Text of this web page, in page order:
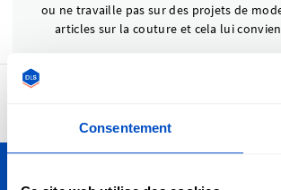
Consentement
ou ne travaille pas sur des projets de
articles sur la couture et cela lui